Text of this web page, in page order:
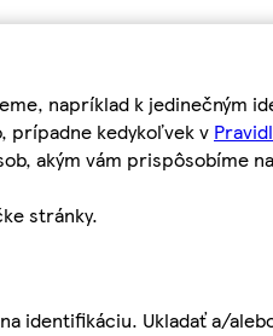
napríklad k jedinečným
prípadne kedykoľvek v
akým vám prispôsobíme
stránky.
identifikáciu. Ukladať a/